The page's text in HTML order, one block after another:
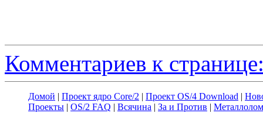
Комментариев к
Домой | Проект ядро Core/2 | Проект OS/4 Download |
Проекты | OS/2 FAQ | Всячина | За и Против | Металлолом